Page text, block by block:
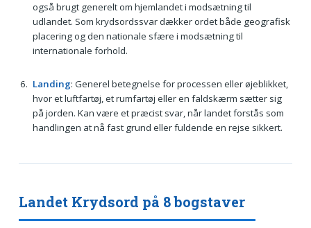
også brugt generelt om hjemlandet i modsætning til
udlandet. Som krydsordssvar dækker ordet både geografisk
placering og den nationale sfære i modsætning til
internationale forhold.
Landing: Generel betegnelse for processen eller øjeblikket,
hvor et luftfartøj, et rumfartøj eller en faldskærm sætter sig
på jorden. Kan være et præcist svar, når landet forstås som
handlingen at nå fast grund eller fuldende en rejse sikkert.
Landet Krydsord på 8 bogstaver